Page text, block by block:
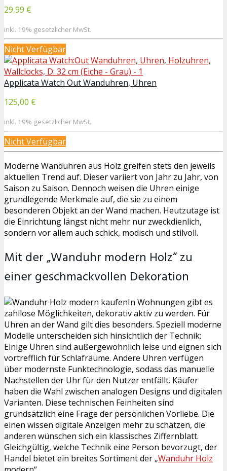
29,99 €
inkl. 19% gesetzlicher MwSt.
Nicht Verfügbar
Applicata Watch Out Wanduhren, Uhren
125,00 €
inkl. 19% gesetzlicher MwSt.
Nicht Verfügbar
Moderne Wanduhren aus Holz greifen stets den jeweils
aktuellen Trend auf. Dieser variiert von Jahr zu Jahr, von
Saison zu Saison. Dennoch weisen die Uhren einige
grundlegende Merkmale auf, die sie zu einem
besonderen Objekt an der Wand machen. Heutzutage ist
die Einrichtung längst nicht mehr nur zweckdienlich,
sondern vor allem auch schick, modisch und stilvoll.
Mit der „Wanduhr modern Holz“ zu
einer geschmackvollen Dekoration
In Wohnungen gibt es
zahllose Möglichkeiten, dekorativ aktiv zu werden. Für
Uhren an der Wand gilt dies besonders. Speziell moderne
Modelle unterscheiden sich hinsichtlich der Technik:
Einige Uhren sind außergewöhnlich leise und eignen sich
vortrefflich für Schlafräume. Andere Uhren verfügen
über modernste Funktechnologie, sodass das manuelle
Nachstellen der Uhr für den Nutzer entfällt. Käufer
haben die Wahl zwischen analogen Designs und digitalen
Varianten. Diese technischen Feinheiten sind
grundsätzlich eine Frage der persönlichen Vorliebe. Die
einen wissen digitale Anzeigen mehr zu schätzen, die
anderen wünschen sich ein klassisches Ziffernblatt.
Gleichgültig, welche Technik eine Person bevorzugt, der
Handel bietet ein breites Sortiment der „Wanduhr Holz